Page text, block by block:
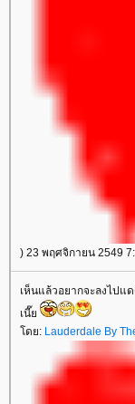
) 23 พฤศจิกายน 2549
เห็นแล้วอยากจะลงไปแ
เนี๊
ดย: Lauderdale By